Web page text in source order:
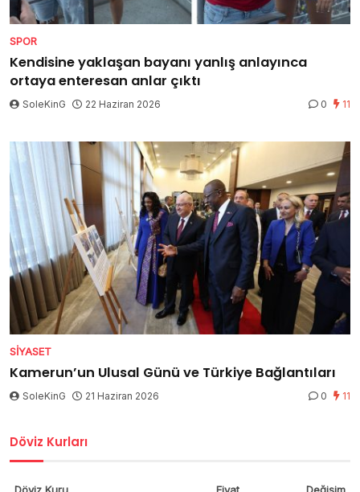
SPOR
Kendisine yaklaşan bayanı yanlış anlayınca
ortaya enteresan anlar çıktı
SoleKinG 22 Haziran 2026 0 11
SIYASET
Kamerun’un Ulusal Günü ve Türkiye Bağlantıları
SoleKinG 21 Haziran 2026 0 11
Döviz Kurları